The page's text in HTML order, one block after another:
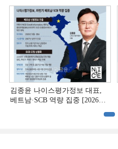
김종윤 나이스평가정보 대표,
베트남·SCB 역량 집중 [2026